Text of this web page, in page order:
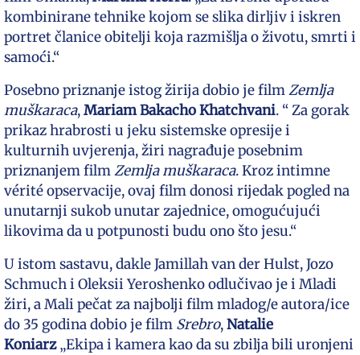
kombinirane tehnike kojom se slika dirljiv i iskren
portret članice obitelji koja razmišlja o životu, smrti i
samoći.“
Posebno priznanje istog žirija dobio je filmZemlja
muškaraca,Mariam Bakacho Khatchvani. “ Za gorak
prikaz hrabrosti u jeku sistemske opresije i
kulturnih uvjerenja, žiri nagrađuje posebnim
priznanjem filmZemlja muškaraca. Kroz intimne
vérité opservacije, ovaj film donosi rijedak pogled na
unutarnji sukob unutar zajednice, omogućujući
likovima da u potpunosti budu ono što jesu.“
U istom sastavu, dakle Jamillah van der Hulst, Jozo
Schmuch i Oleksii Yeroshenko odlučivao je i Mladi
žiri, a Mali pečat za najbolji film mladog/e autora/ice
do 35 godina dobio je film Srebro,Natalie
Koniarz„Ekipa i kamera kao da su zbilja bili uronjeni